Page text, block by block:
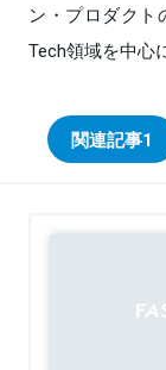
ン・プロダクト
Tech領域を中心
関連記事1